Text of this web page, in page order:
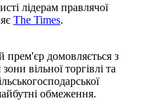
лідерам правлячої
The Times.
прем'єр домовляється з
вільної торгівлі та
обмеження.